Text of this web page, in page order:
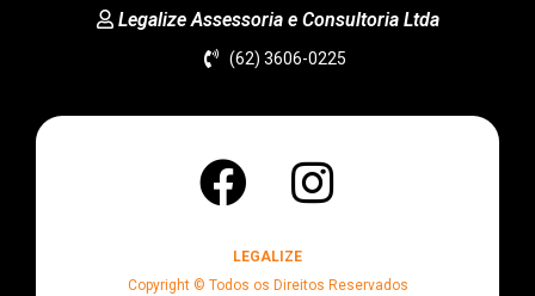
Legalize Assessoria e Consultoria Ltda
(62) 3606-0225
LEGALIZE
Copyright © Todos os Direitos Reservados